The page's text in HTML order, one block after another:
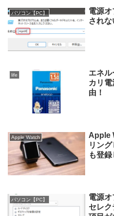
パソコン【PC】
電源
されな
life
エネ
カリ
由！
Apple Watch
Apple
リン
も登
パソコン【PC】
電源
セレ